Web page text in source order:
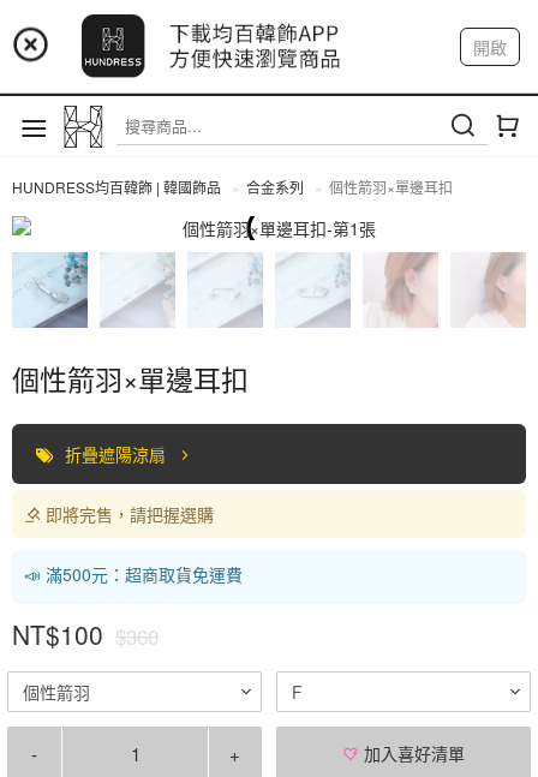
📢 市集預告：9/4-9/6 淡水捷運站
📢 市集預告：9/12-9/13 八里海巡基地
📢 市集預告：8/22-8/23 桃園青埔置地廣場
開啟
註冊 我的帳戶
HUNDRESS均百韓飾 | 韓國飾品 合金系列 個性箭羽×單邊耳扣
個性箭羽×單邊耳扣
折疊遮陽涼扇
即將完售，請把握選購
📣 滿500元：超商取貨免運費
NT$100 $360
個性箭羽 F
- + 加入喜好清單